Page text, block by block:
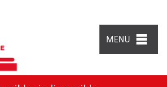
MENU